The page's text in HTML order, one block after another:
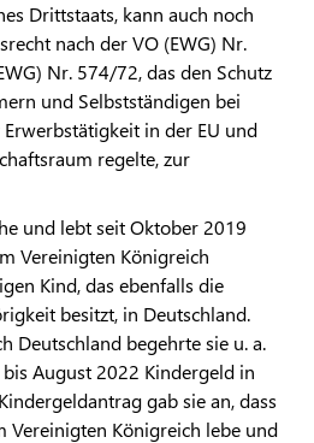
Drittstaats, kann auch noch
nach der VO (EWG) Nr.
Nr. 574/72, das den Schutz
und Selbstständigen bei
in der EU und
regelte, zur
und lebt seit Oktober 2019
Vereinigten Königreich
Kind, das ebenfalls die
besitzt, in Deutschland.
Deutschland begehrte sie u. a.
August 2022 Kindergeld in
gab sie an, dass
Vereinigten Königreich lebe und